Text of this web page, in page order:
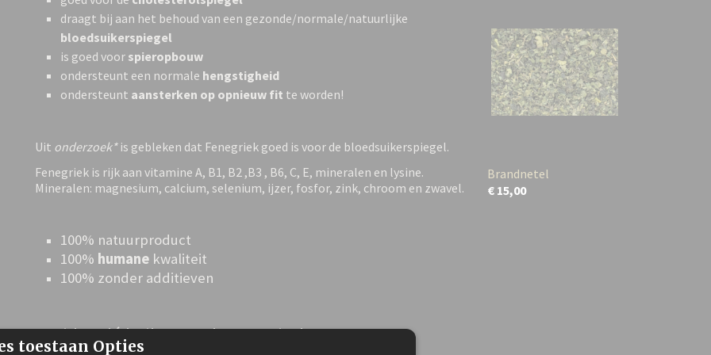
draagt bij aan het behoud van een gezonde/normale/natuurlijke
bloedsuikerspiegel
is goed voor spieropbouw
ondersteunt een normale hengstigheid
ondersteunt aansterken op opnieuw fit te worden!
Uit onderzoek* is gebleken dat Fenegriek goed is voor de bloedsuikerspiegel.
Fenegriek is rijk aan vitamine A, B1, B2 ,B3 , B6, C, E, mineralen en lysine.
Mineralen: magnesium, calcium, selenium, ijzer, fosfor, zink, chroom en zwavel.
100% natuurproduct
100% humane kwaliteit
100% zonder additieven
Kruiden dé heilzame planten uit de natuur!
Brandnetel
€ 15,00
toestaan Opties